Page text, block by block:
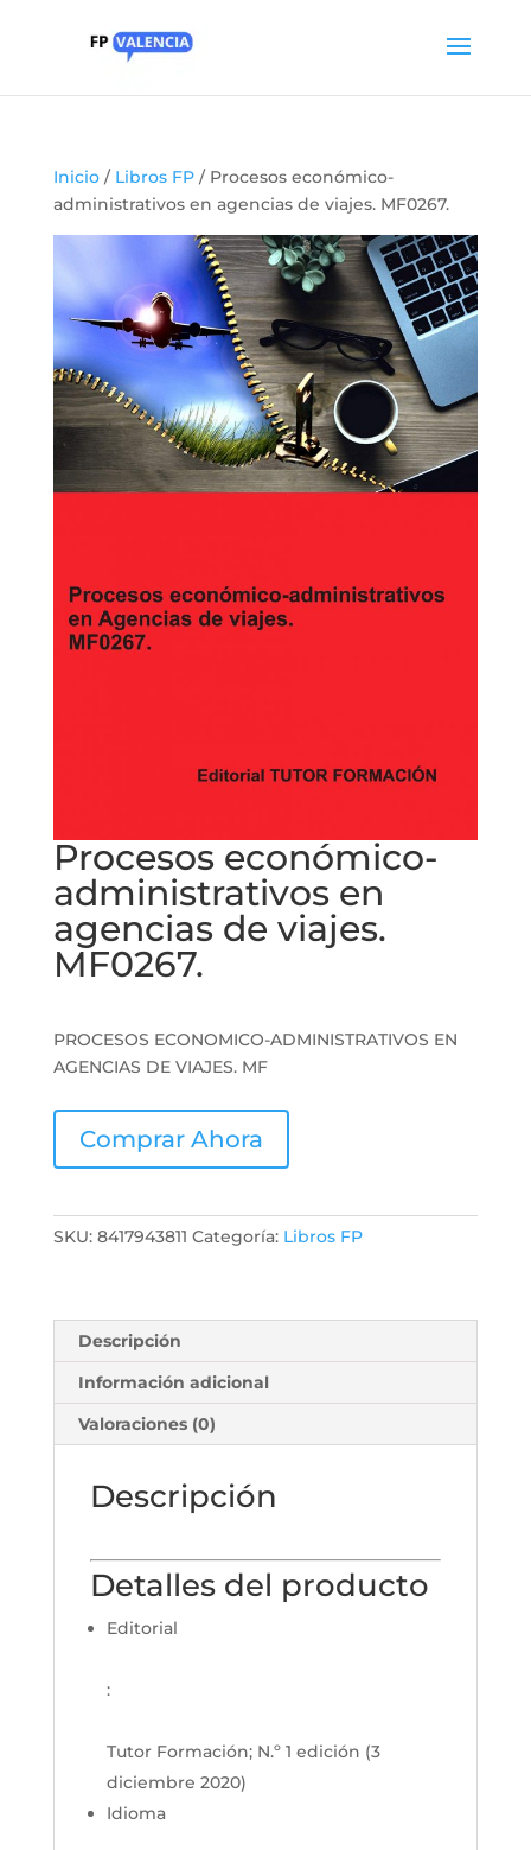
Inicio/ Libros FP/ Procesos económico-
administrativos en agencias de viajes. MF0267.
Procesos económico-
administrativos en
agencias de viajes.
MF0267.
PROCESOS ECONOMICO-ADMINISTRATIVOS EN
AGENCIAS DE VIAJES. MF
Comprar Ahora
SKU: 8417943811 Categoría: Libros FP
Descripción
Información adicional
Valoraciones (0)
Descripción
Detalles del producto
Editorial
:
Tutor Formación; N.º 1 edición (3
diciembre 2020)
Idioma